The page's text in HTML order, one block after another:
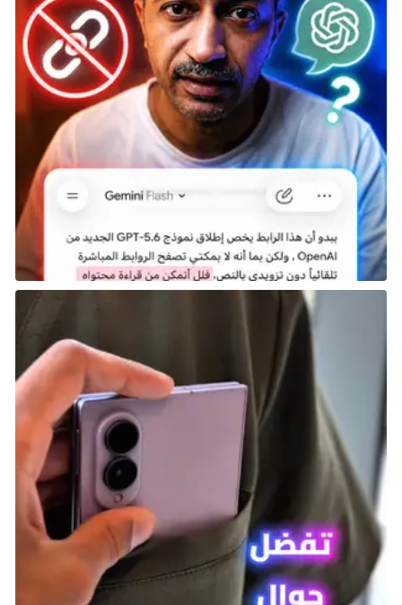
التقييم بعد التطوير:
النادي:
لاتسيو Lazio
انضم Alessio Romagnoli إلى لاتسيو في عام 2022، ومنذ
ذلك الحين حصلت تقييماته في اللعبة على تحسينات عبر
تقييمًا عامًّا قدره 83، ولكن بعد التطوير، يحصل على بطاقة
تتميز بطاقته المتطورة بقدرات قوية في الهجوم والدفاع،
مما يجعله قادرًا على تعزيز خط الدفاع ووقف الهجمات
الخطيرة بسهولة. وأساليب لعبه وأدواره تجعله مماثلًا
لأفضل المدافعين، ما يجعله مدافعًا نخبويًّا يُنصح بوجوده
في فريقك.
سفين بوتمان Sven Botman